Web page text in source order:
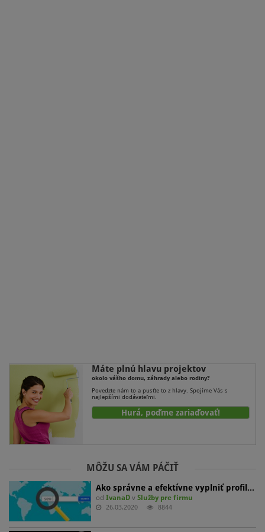
Máte plnú hlavu projektov
okolo vášho domu, záhrady alebo rodiny?
Povedzte nám to a pusťte to z hlavy. Spojíme Vás s
najlepšími dodávateľmi.
Hurá, poďme zariaďovať!
MÔŽU SA VÁM PÁČIŤ
Ako správne a efektívne vyplniť profil…
odIvanaD vSlužby pre firmu
26.03.2020 8844